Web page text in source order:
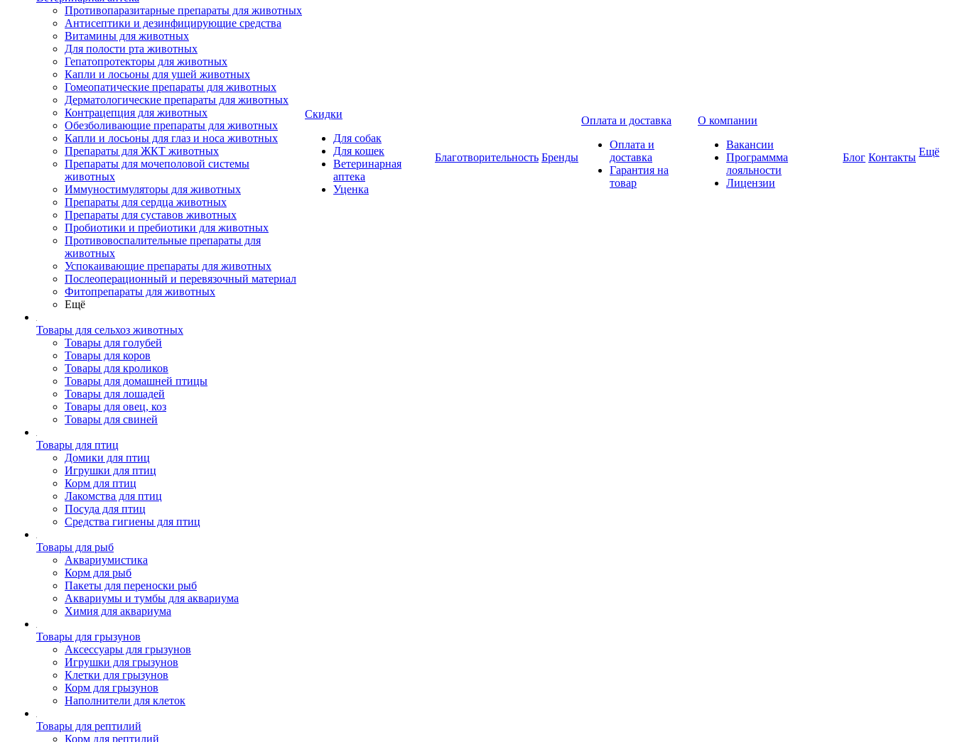
Противопаразитарные препараты для животных
Антисептики и дезинфицирующие средства
Витамины для животных
Для полости рта животных
Гепатопротекторы для животных
Капли и лосьоны для ушей животных
Гомеопатические препараты для животных
Дерматологические препараты для животных
Контрацепция для животных
Обезболивающие препараты для животных
Капли и лосьоны для глаз и носа животных
Препараты для ЖКТ животных
Препараты для мочеполовой системы
животных
Иммуностимуляторы для животных
Препараты для сердца животных
Препараты для суставов животных
Пробиотики и пребиотики для животных
Противовоспалительные препараты для
животных
Успокаивающие препараты для животных
Послеоперационный и перевязочный материал
Фитопрепараты для животных
Ещё
Товары для сельхоз животных
Товары для голубей
Товары для коров
Товары для кроликов
Товары для домашней птицы
Товары для лошадей
Товары для овец, коз
Товары для свиней
Товары для птиц
Домики для птиц
Игрушки для птиц
Корм для птиц
Лакомства для птиц
Посуда для птиц
Средства гигиены для птиц
Товары для рыб
Аквариумистика
Корм для рыб
Пакеты для переноски рыб
Аквариумы и тумбы для аквариума
Химия для аквариума
Товары для грызунов
Аксессуары для грызунов
Игрушки для грызунов
Клетки для грызунов
Корм для грызунов
Наполнители для клеток
Товары для рептилий
Корм для рептилий
Скидки
Для собак
Для кошек
Ветеринарная
аптека
Уценка
Благотворительность Бренды
Оплата и доставка
Оплата и
доставка
Гарантия на
товар
О компании
Вакансии
Программма
лояльности
Лицензии
Блог Контакты Ещё